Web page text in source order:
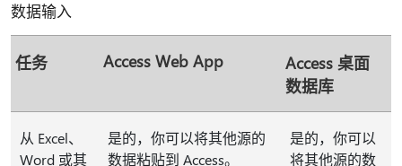
数据输入
任务 Access Web App
Access 桌面
数据库
从 Excel、
Word 或其
是的，你可以将其他源的
数据粘贴到 Access。
是的，你可以
将其他源的数